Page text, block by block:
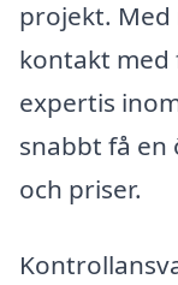
projekt. Med
kontakt
expertis
snabbt få en
och priser.